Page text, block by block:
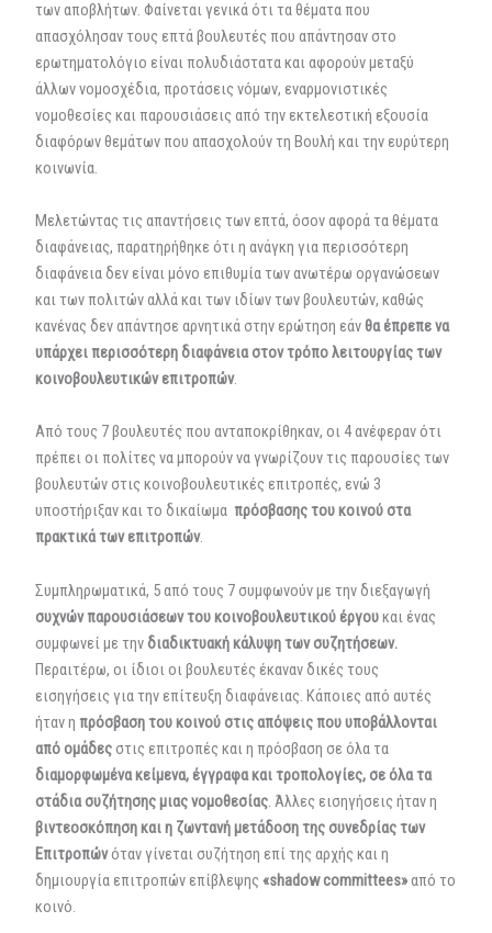
των αποβλήτων. Φαίνεται γενικά ότι τα θέματα που
απασχόλησαν τους επτά βουλευτές που απάντησαν στο
ερωτηματολόγιο είναι πολυδιάστατα και αφορούν μεταξύ
άλλων νομοσχέδια, προτάσεις νόμων, εναρμονιστικές
νομοθεσίες και παρουσιάσεις από την εκτελεστική εξουσία
διαφόρων θεμάτων που απασχολούν τη Βουλή και την ευρύτερη
κοινωνία.
Μελετώντας τις απαντήσεις των επτά, όσον αφορά τα θέματα
διαφάνειας, παρατηρήθηκε ότι η ανάγκη για περισσότερη
διαφάνεια δεν είναι μόνο επιθυμία των ανωτέρω οργανώσεων
και των πολιτών αλλά και των ιδίων των βουλευτών, καθώς
κανένας δεν απάντησε αρνητικά στην ερώτηση εάνθα έπρεπε να
υπάρχει περισσότερη διαφάνεια στον τρόπο λειτουργίας των
κοινοβουλευτικών επιτροπών.
Από τους 7 βουλευτές που ανταποκρίθηκαν, οι 4 ανέφεραν ότι
πρέπει οι πολίτες να μπορούν να γνωρίζουν τις παρουσίες των
βουλευτών στις κοινοβουλευτικές επιτροπές, ενώ 3
υποστήριξαν και το δικαίωμαπρόσβασης του κοινού στα
πρακτικά των επιτροπών.
Συμπληρωματικά, 5 από τους 7 συμφωνούν με την διεξαγωγή
συχνών παρουσιάσεων του κοινοβουλευτικού έργουκαι ένας
συμφωνεί με τηνδιαδικτυακή κάλυψη των συζητήσεων.
Περαιτέρω, οι ίδιοι οι βουλευτές έκαναν δικές τους
εισηγήσεις για την επίτευξη διαφάνειας. Κάποιες από αυτές
ήταν ηπρόσβαση του κοινού στις απόψεις που υποβάλλονται
από ομάδες στις επιτροπές και η πρόσβαση σε όλα τα
διαμορφωμένα κείμενα, έγγραφα και τροπολογίες, σε όλα τα
στάδια συζήτησης μιας νομοθεσίας. Άλλες εισηγήσεις ήταν η
βιντεοσκόπηση και η ζωντανή μετάδοση της συνεδρίας των
Επιτροπώνόταν γίνεται συζήτηση επί της αρχής και η
δημιουργία επιτροπών επίβλεψης «shadow committees»από το
κοινό.